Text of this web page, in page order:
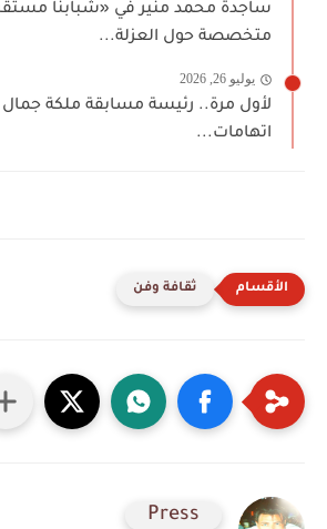
ساجدة محمد منير في «شبابنا
متخصصة حول العزلة...
يوليو 26, 2026
لأول مرة.. رئيسة مسابقة ملكة
اتهامات...
ثقافة وفن
Press